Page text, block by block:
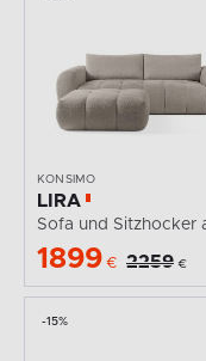
KONSIMO
LIRA
1899 € 2259 €
-15%